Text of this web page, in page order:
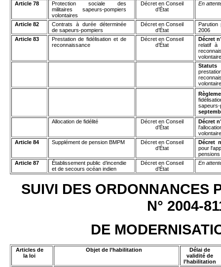
Article 78
Protection sociale des
militaires sapeurs-pompiers
volontaires
Décret en Conseil
d’État
En
Article 82
Contrats à durée déterminée
de sapeurs-pompiers
Décret en Conseil
d’État
Parution
2006
Article 83
Prestation de fidélisation et de
reconnaissance
Décret en Conseil
d’État
Décret
relatif à
Statuts
Allocation de fidélité
Décret en Conseil
d’État
Décret
volontaire
Article 84
Supplément de pension BMPM
Décret en Conseil
d’État
Décret
pour
pensions
Article 87
Établissement public d’incendie
et de secours océan indien
Décret en Conseil
d’État
En
SUIVI DES ORDONNANCES
N° 2004-
DE
Articles de
la loi
Objet de l’habilitation
Délai de
validité de
l’habilitation